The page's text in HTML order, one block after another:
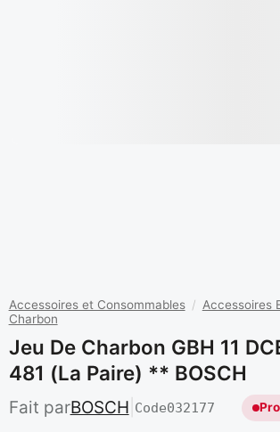
Accessoires et Consommables / Accessoires
Charbon
Jeu De Charbon GBH 11
481 (la Paire) ** BOSCH
Fait parBOSCH Code032177